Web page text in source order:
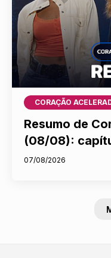
CORAÇÃO
Resumo de
(08/08):
07/08/2026